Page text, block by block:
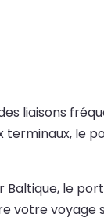
liaisons
terminaux, le
Baltique, le
votre voyage